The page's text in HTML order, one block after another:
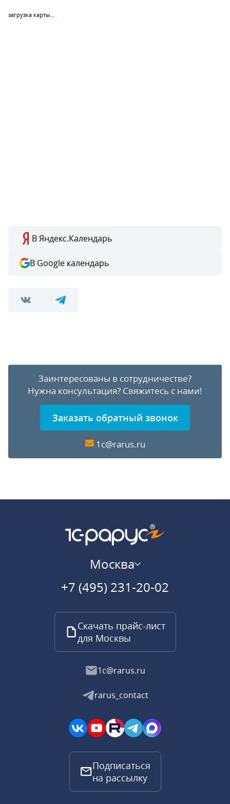
загрузка карты...
В Яндекс.Календарь
В Google календарь
Заинтересованы в сотрудничестве?
Нужна консультация? Свяжитесь с нами!
Заказать обратный звонок
1c@rarus.ru
Москва
+7 (495) 231-20-02
Скачать прайс-лист
для Москвы
1c@rarus.ru
rarus_contact
Подписаться
на рассылку